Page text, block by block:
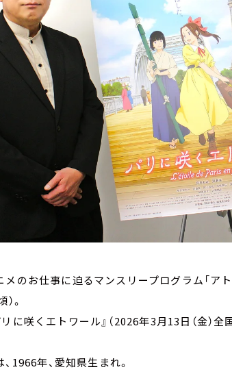
のお仕事に迫るマンスリープログラム「ア
。
に咲くエトワール』（2026年3月13日（金）
1966年、愛知県生まれ。